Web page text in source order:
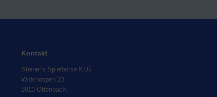
Kontakt
Steiner's Spielbörse KLG
Widenospen 23
8913 Ottenbach